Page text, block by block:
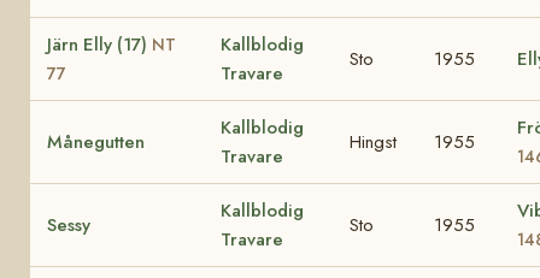
Järn Elly (17) NT
77
Kallblodig
Travare
Sto 1955
Månegutten
Kallblodig
Travare
Hingst 1955
Sessy
Kallblodig
Travare
Sto 1955